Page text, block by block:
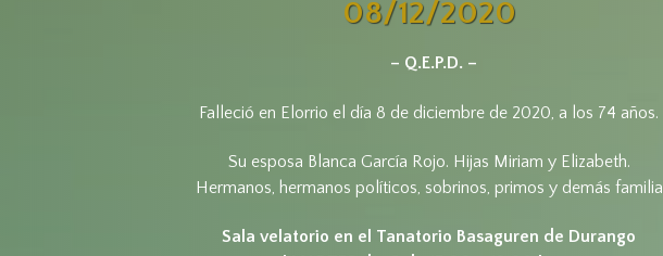
08/12/2020
– Q.E.P.D. –
Falleció en Elorrio el día 8 de diciembre de 2020, a los 74 años.
Su esposa Blanca García Rojo. Hijas Miriam y Elizabeth.
Hermanos, hermanos políticos, sobrinos, primos y demás familia
Sala velatorio en el Tanatorio Basaguren de Durango